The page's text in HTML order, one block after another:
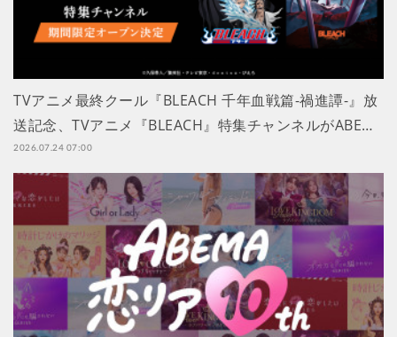
TVアニメ最終クール『BLEACH 千年血戦篇-禍進譚-』放
送記念、TVアニメ『BLEACH』特集チャンネルがABE…
2026.07.24 07:00